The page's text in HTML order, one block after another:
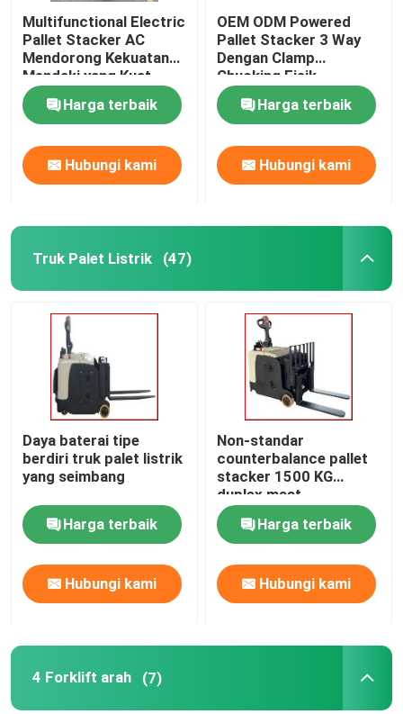
Multifunctional Electric
Pallet Stacker AC
Mendorong Kekuatan
Mendaki yang Kuat
Harga terbaik
Hubungi kami
OEM ODM Powered
Pallet Stacker 3 Way
Dengan Clamp
Chucking Fisik
Harga terbaik
Hubungi kami
Truk Palet Listrik (47)
Daya baterai tipe
berdiri truk palet listrik
yang seimbang
Harga terbaik
Hubungi kami
Non-standar
counterbalance pallet
stacker 1500 KG
duplex mast
Harga terbaik
Hubungi kami
4 Forklift arah (7)